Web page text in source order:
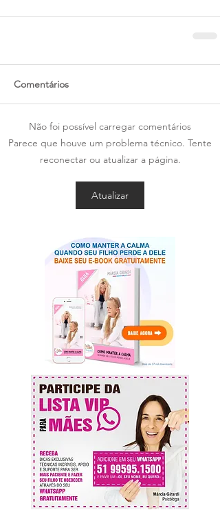
Comentários
Não foi possível carregar comentários
Parece que houve um problema técnico. Tente
reconectar ou atualizar a página.
Atualizar